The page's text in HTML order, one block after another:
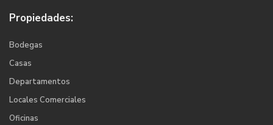
Propiedades:
Bodegas
Casas
Departamentos
Locales Comerciales
Oficinas